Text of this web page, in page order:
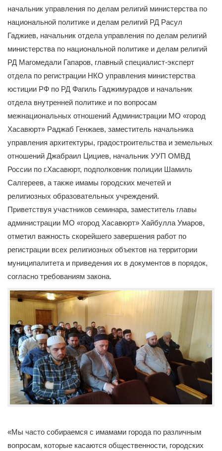
начальник управления по делам религий министерства по
национальной политике и делам религий РД Расул
Гаджиев, начальник отдела управления по делам религий
министерства по национальной политике и делам религий
РД Магомедали Гапаров, главный специалист-эксперт
отдела по регистрации НКО управления министерства
юстиции РФ по РД Фагиль Гаджимурадов и начальник
отдела внутренней политике и по вопросам
межнациональных отношений Администрации МО «город
Хасавюрт» Раджаб Генжаев, заместитель начальника
управления архитектуры, градостроительства и земельных
отношений Джабраил Цициев, начальник УУП ОМВД
России по г.Хасавюрт, подполковник полиции Шамиль
Салгереев, а также имамы городских мечетей и
религиозных образовательных учреждений.
Приветствуя участников семинара, заместитель главы
администрации МО «город Хасавюрт» Хайбулла Умаров,
отметил важность скорейшего завершения работ по
регистрации всех религиозных объектов на территории
муниципалитета и приведения их в документов в порядок,
согласно требованиям закона.
«Мы часто собираемся с имамами города по различным
вопросам, которые касаются общественности, городских